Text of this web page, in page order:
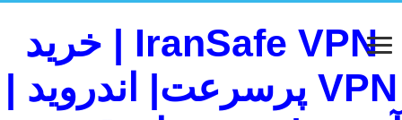
IranSafe VPN | خرید
VPN پرسرعت| اندروید |